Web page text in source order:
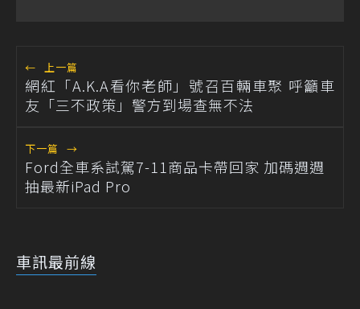
← 上一篇
網紅「A.K.A看你老師」號召百輛車聚 呼籲車
友「三不政策」警方到場查無不法
下一篇 →
Ford全車系試駕7-11商品卡帶回家 加碼週週
抽最新iPad Pro
車訊最前線